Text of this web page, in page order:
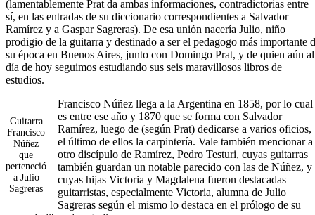
(lamentablemente Prat da ambas informaciones, contradictorias entre
sí, en las entradas de su diccionario correspondientes a Salvador
Ramírez y a Gaspar Sagreras). De esa unión nacería Julio, niño
prodigio de la guitarra y destinado a ser el pedagogo más importante
su época en Buenos Aires, junto con Domingo Prat, y de quien aún al
día de hoy seguimos estudiando sus seis maravillosos libros de
estudios.
Guitarra
Francisco
Núñez
que
perteneció
a Julio
Sagreras
Francisco Núñez llega a la Argentina en 1858, por lo cual
es entre ese año y 1870 que se forma con Salvador
Ramírez, luego de (según Prat) dedicarse a varios oficios,
el último de ellos la carpintería. Vale también mencionar a
otro discípulo de Ramírez, Pedro Testuri, cuyas guitarras
también guardan un notable parecido con las de Núñez, y
cuyas hijas Victoria y Magdalena fueron destacadas
guitarristas, especialmente Victoria, alumna de Julio
Sagreras según el mismo lo destaca en el prólogo de su